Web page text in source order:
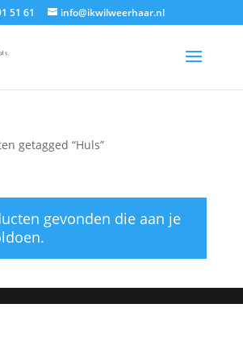
51 61 info@ikwilweerhaar.nl
getagged “Huls”
gevonden die aan je